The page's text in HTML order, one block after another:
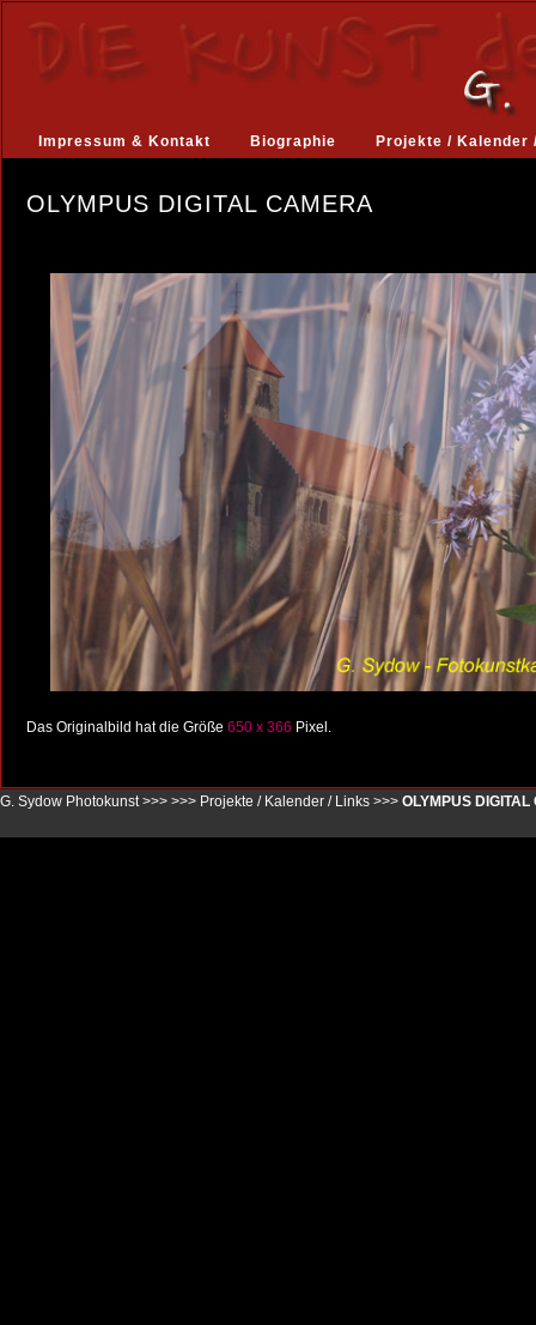
Impressum & Kontakt Biographie Projekte / Kalender
OLYMPUS DIGITAL CAMERA
Das Originalbild hat die Größe 650 x 366 Pixel.
G. Sydow Photokunst >>> >>> Projekte / Kalender / Links >>> OLYMPUS